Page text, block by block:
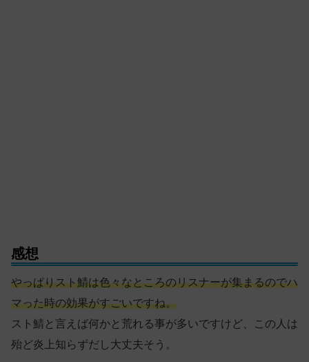
感想
やっぱりスト鯖は色々なところのリスナーが集まるのでハ
マった時の効果がすごいですね。
スト鯖と言えば何かと荒れる事が多いですけど、この人は
殆ど炎上知らずだし大丈夫そう。